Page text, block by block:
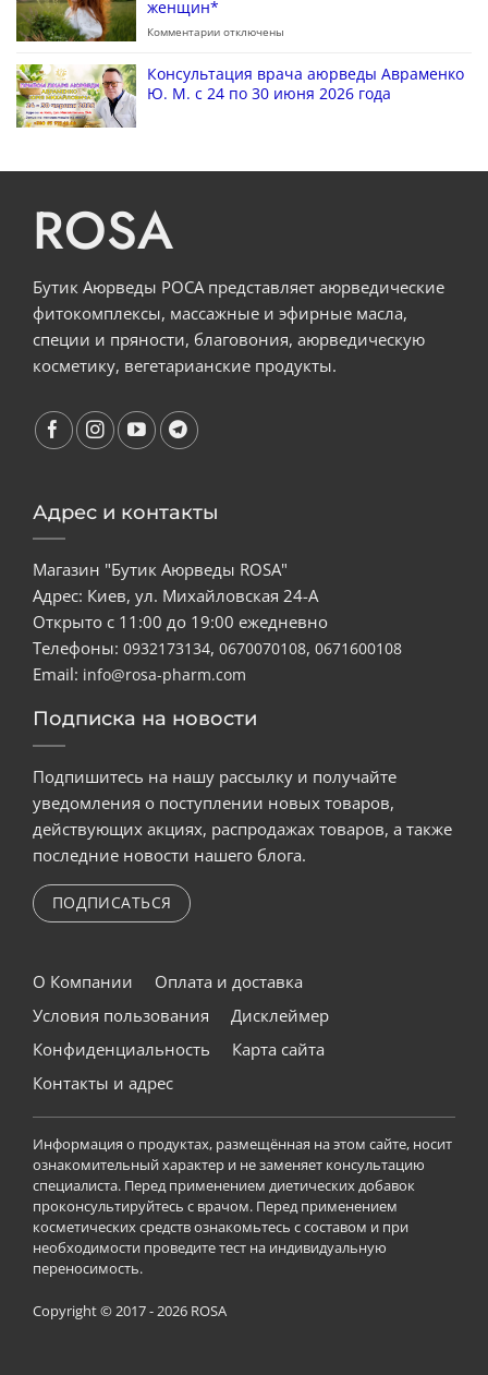
женщин*
Комментарии отключены
Консультация врача аюрведы Авраменко
Ю. М. с 24 по 30 июня 2026 года
ROSA
Бутик Аюрведы РОСА представляет аюрведические
фитокомплексы, массажные и эфирные масла,
специи и пряности, благовония, аюрведическую
косметику, вегетарианские продукты.
Адрес и контакты
Магазин "Бутик Аюрведы ROSA"
Адрес: Киев, ул. Михайловская 24-А
Открыто с 11:00 до 19:00 ежедневно
Телефоны: 0932173134, 0670070108, 0671600108
Email: info@rosa-pharm.com
Подписка на новости
Подпишитесь на нашу рассылку и получайте
уведомления о поступлении новых товаров,
действующих акциях, распродажах товаров, а также
последние новости нашего блога.
ПОДПИСАТЬСЯ
О Компании
Оплата и доставка
Условия пользования
Дисклеймер
Конфиденциальность
Карта сайта
Контакты и адрес
Информация о продуктах, размещённая на этом сайте, носит
ознакомительный характер и не заменяет консультацию
специалиста. Перед применением диетических добавок
проконсультируйтесь с врачом. Перед применением
косметических средств ознакомьтесь с составом и при
необходимости проведите тест на индивидуальную
переносимость.
Copyright © 2017 - 2026 ROSA